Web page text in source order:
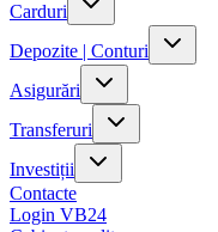
Carduri
Depozite | Conturi
Asigurări
Transferuri
Investiții
Contacte
Login VB24